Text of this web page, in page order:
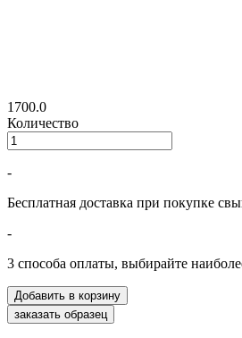
1700.0
Количество
-
Бесплатная доставка при покупке
-
3 способа оплаты, выбирайте